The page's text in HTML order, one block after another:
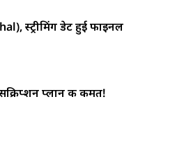
स्ट्रीमिंग डेट हुई फाइनल
प्लान की कीमत!